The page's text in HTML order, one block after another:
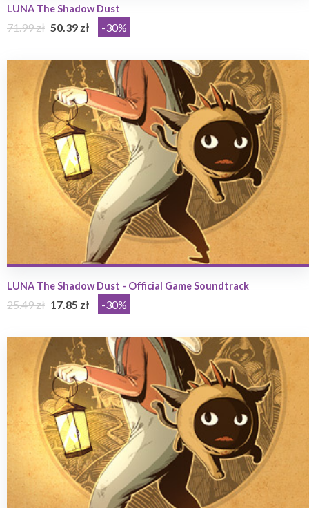
LUNA The Shadow Dust
71.99 zł 50.39 zł -30%
LUNA The Shadow Dust - Official Game Soundtrack
25.49 zł 17.85 zł -30%